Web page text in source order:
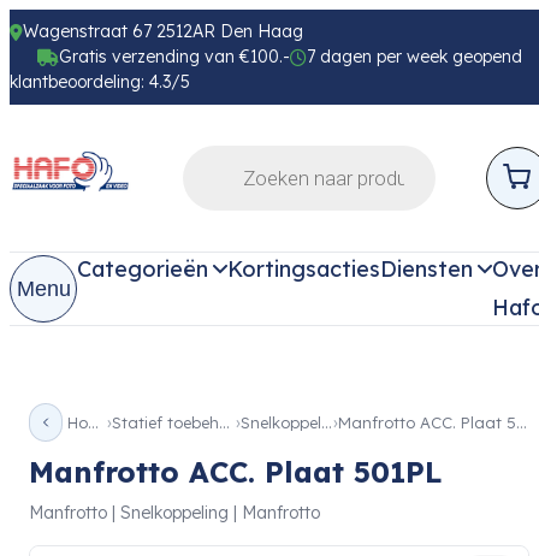
Wagenstraat 67 2512AR Den Haag
Gratis verzending van €100.-
7 dagen per week geopend
klantbeoordeling: 4.3/5
Menu
Categorieën KortingsactiesDiensten
Home Statief toebehoren Snelkoppeling Manfrotto ACC. Plaat 501PL
Manfrotto ACC. Plaat 501PL
Manfrotto | Snelkoppeling | Manfrotto